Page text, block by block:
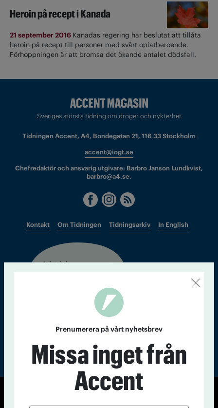
Heroin på recept i Kanada
21 september 2016 Kanadas regering har beslutat att tillåta
heroin på recept till personer med svårt opiatberoende.
Förhoppningen är att bromsa det ökande antalet dödsfall.
Sveriges största tidning om droger och nykterhet
Tidningen Accent, A4, Bondegatan 21, 116 33 Stockholm
accent@iogt.se
Chefredaktör och ansvarig utgivare: Barbro Janson Lundkvist,
barbro@a4.se.
Kontakt Om Tidningen Tidningsarkiv In English
Läs tidigare
Prenumerera på vårt nyhetsbrev
Missa inget från
Accent